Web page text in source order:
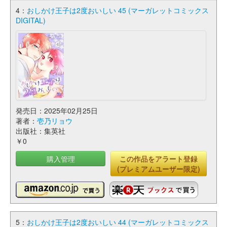
4： おしかけ王子は2度おいしい 45 (マーガレットコミックス
DIGITAL)
発売日：2025年02月25日
著者： 壱乃リョウ
出版社：集英社
￥0
購入管理
この作品をアラート登録
(プレミアムユーザー限定)
5： おしかけ王子は2度おいしい 44 (マーガレットコミックス